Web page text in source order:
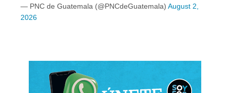
— PNC de Guatemala (@PNCdeGuatemala) August 2,
2026